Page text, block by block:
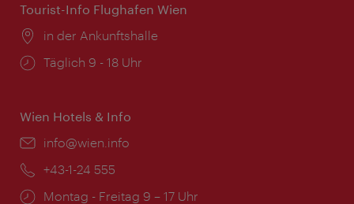
Tourist-Info Flughafen Wien
Ort:
in der Ankunftshalle
Öffnungszeiten:
Täglich 9 - 18 Uhr
Wien Hotels & Info
Email:
info@wien.info
Telefon:
+43-1-24 555
Öffnungszeiten:
Montag - Freitag 9 – 17 Uhr